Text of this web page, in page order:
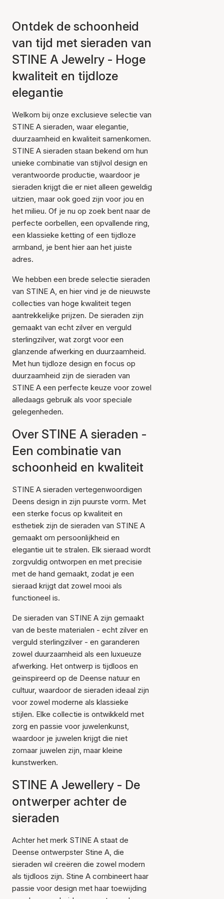
Ontdek de schoonheid
van tijd met sieraden van
STINE A Jewelry - Hoge
kwaliteit en tijdloze
elegantie
Welkom bij onze exclusieve selectie van
STINE A sieraden, waar elegantie,
duurzaamheid en kwaliteit samenkomen.
STINE A sieraden staan bekend om hun
unieke combinatie van stijlvol design en
verantwoorde productie, waardoor je
sieraden krijgt die er niet alleen geweldig
uitzien, maar ook goed zijn voor jou en
het milieu. Of je nu op zoek bent naar de
perfecte oorbellen, een opvallende ring,
een klassieke ketting of een tijdloze
armband, je bent hier aan het juiste
adres.
We hebben een brede selectie sieraden
van STINE A, en hier vind je de nieuwste
collecties van hoge kwaliteit tegen
aantrekkelijke prijzen. De sieraden zijn
gemaakt van echt zilver en verguld
sterlingzilver, wat zorgt voor een
glanzende afwerking en duurzaamheid.
Met hun tijdloze design en focus op
duurzaamheid zijn de sieraden van
STINE A een perfecte keuze voor zowel
alledaags gebruik als voor speciale
gelegenheden.
Over STINE A sieraden -
Een combinatie van
schoonheid en kwaliteit
STINE A sieraden vertegenwoordigen
Deens design in zijn puurste vorm. Met
een sterke focus op kwaliteit en
esthetiek zijn de sieraden van STINE A
gemaakt om persoonlijkheid en
elegantie uit te stralen. Elk sieraad wordt
zorgvuldig ontworpen en met precisie
met de hand gemaakt, zodat je een
sieraad krijgt dat zowel mooi als
functioneel is.
De sieraden van STINE A zijn gemaakt
van de beste materialen - echt zilver en
verguld sterlingzilver - en garanderen
zowel duurzaamheid als een luxueuze
afwerking. Het ontwerp is tijdloos en
geïnspireerd op de Deense natuur en
cultuur, waardoor de sieraden ideaal zijn
voor zowel moderne als klassieke
stijlen. Elke collectie is ontwikkeld met
zorg en passie voor juwelenkunst,
waardoor je juwelen krijgt die niet
zomaar juwelen zijn, maar kleine
kunstwerken.
STINE A Jewellery - De
ontwerper achter de
sieraden
Achter het merk STINE A staat de
Deense ontwerpster Stine A, die
sieraden wil creëren die zowel modern
als tijdloos zijn. Stine A combineert haar
passie voor design met haar toewijding